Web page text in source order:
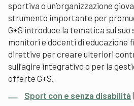
sportiva o un’organizzazione
strumento importante per
G+S introduce la tematica sul suo
monitori e docenti di educazione
direttive per creare ulteriori
sull’agire integrativo o per la
offerte G+S.
Sport con e senza disabilità